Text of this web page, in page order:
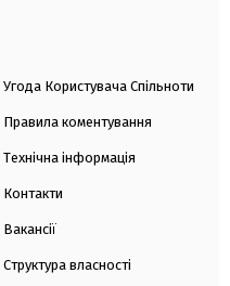
Угода Користувача Спільноти
Правила коментування
Технічна інформація
Контакти
Вакансії
Структура власності